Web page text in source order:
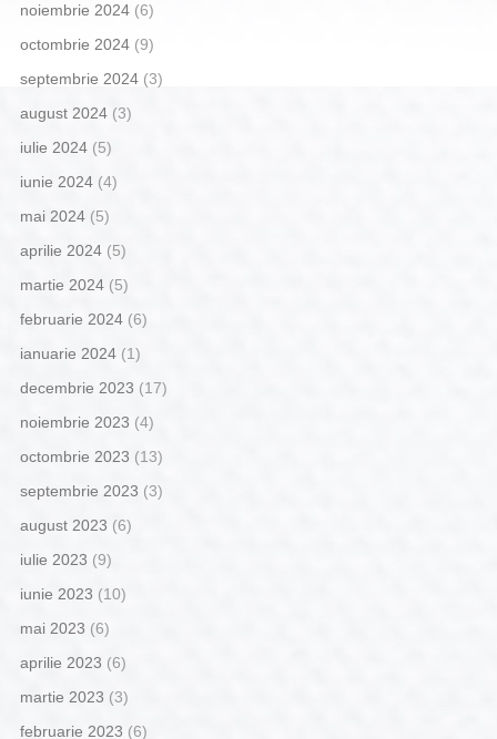
noiembrie 2024(6)
octombrie 2024(9)
septembrie 2024(3)
august 2024(3)
iulie 2024(5)
iunie 2024(4)
mai 2024(5)
aprilie 2024(5)
martie 2024(5)
februarie 2024(6)
ianuarie 2024(1)
decembrie 2023 (17)
noiembrie 2023 (4)
octombrie 2023 (13)
septembrie 2023 (3)
august 2023 (6)
iulie 2023 (9)
iunie 2023 (10)
mai 2023 (6)
aprilie 2023 (6)
martie 2023 (3)
februarie 2023 (6)